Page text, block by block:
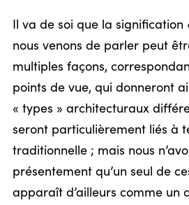
Il va de soi que la
nous venons de parler peut
multiples façons,
points de vue, qui donneront
« types » architecturaux
seront particulièrement liés à
traditionnelle ; mais nous
présentement qu’un seul de
apparaît d’ailleurs comme un